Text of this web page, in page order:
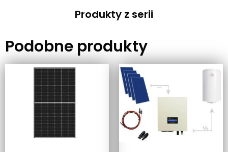
Produkty z serii
Podobne produkty